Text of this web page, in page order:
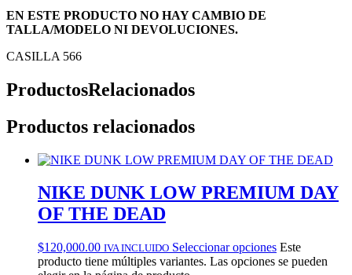
EN ESTE PRODUCTO NO HAY CAMBIO DE
TALLA/MODELO NI DEVOLUCIONES.
CASILLA 566
ProductosRelacionados
Productos relacionados
NIKE DUNK LOW PREMIUM DAY
OF THE DEAD
$120,000.00 IVA INCLUIDO Seleccionar opciones Este
producto tiene múltiples variantes. Las opciones se pueden